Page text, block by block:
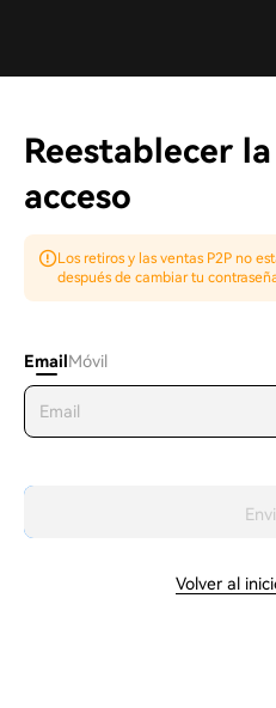
Reestablecer
acceso
Los retiros y las ventas P2P no
después de cambiar tu
EmailMóvil
Volver al